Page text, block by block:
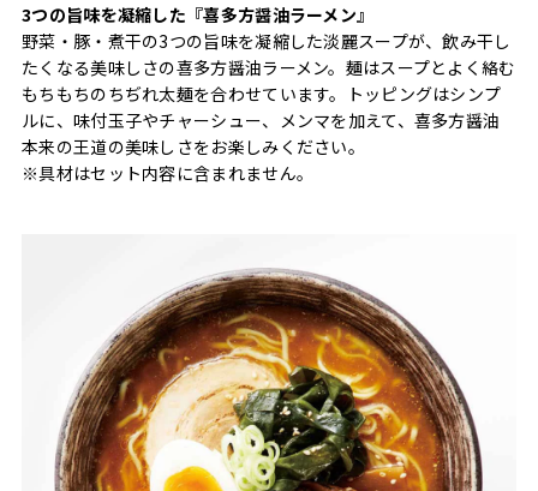
3つの旨味を凝縮した『喜多方醤油ラーメン』
野菜・豚・煮干の3つの旨味を凝縮した淡麗スープが、飲み干し
たくなる美味しさの喜多方醤油ラーメン。麺はスープとよく絡む
もちもちのちぢれ太麺を合わせています。トッピングはシンプ
ルに、味付玉子やチャーシュー、メンマを加えて、喜多方醤油
本来の王道の美味しさをお楽しみください。
※具材はセット内容に含まれません。